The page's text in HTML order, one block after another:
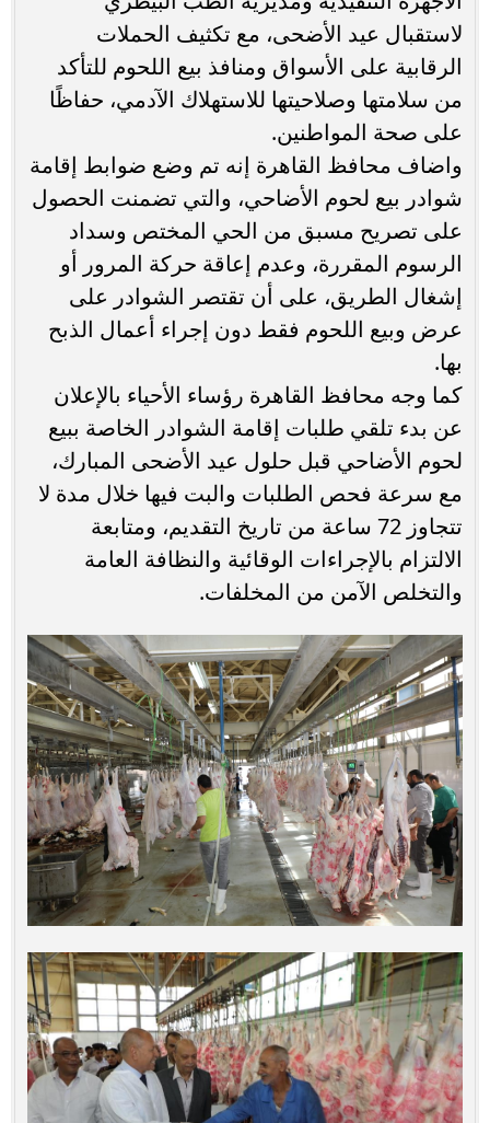
لاستقبال عيد الأضحى، مع تكثيف الحملات
الرقابية على الأسواق ومنافذ بيع اللحوم للتأكد
من سلامتها وصلاحيتها للاستهلاك الآدمي، حفاظًا
على صحة المواطنين.
واضاف محافظ القاهرة إنه تم وضع ضوابط إقامة
شوادر بيع لحوم الأضاحي، والتي تضمنت الحصول
على تصريح مسبق من الحي المختص وسداد
الرسوم المقررة، وعدم إعاقة حركة المرور أو
إشغال الطريق، على أن تقتصر الشوادر على
عرض وبيع اللحوم فقط دون إجراء أعمال الذبح
بها.
كما وجه محافظ القاهرة رؤساء الأحياء بالإعلان
عن بدء تلقي طلبات إقامة الشوادر الخاصة ببيع
لحوم الأضاحي قبل حلول عيد الأضحى المبارك،
مع سرعة فحص الطلبات والبت فيها خلال مدة لا
تتجاوز 72 ساعة من تاريخ التقديم، ومتابعة
الالتزام بالإجراءات الوقائية والنظافة العامة
والتخلص الآمن من المخلفات.